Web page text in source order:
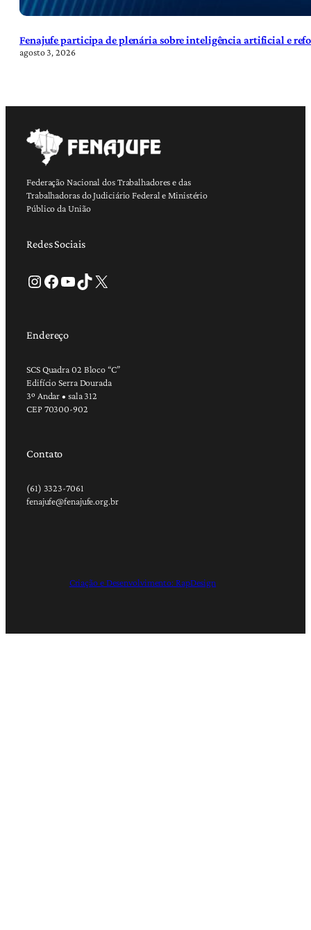
Fenajufe participa de plenária sobre inteligência artificial e
agosto 3, 2026
Federação Nacional dos Trabalhadores e das
Trabalhadoras do Judiciário Federal e Ministério
Público da União
Redes Sociais
Instagram Facebook Youtube TikTok X
Endereço
SCS Quadra 02 Bloco “C”
Edifício Serra Dourada
3º Andar • sala 312
CEP 70300-902
Contato
(61) 3323-7061
fenajufe@fenajufe.org.br
Criação e Desenvolvimento: RapDesign